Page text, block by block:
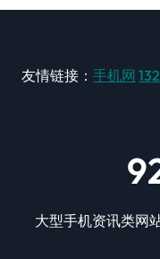
友情链接： 手机网
大型手机资讯类网